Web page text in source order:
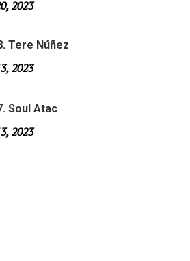
2023
Tere Núñez
2023
Soul Atac
2023
slsmonty@gmail.com